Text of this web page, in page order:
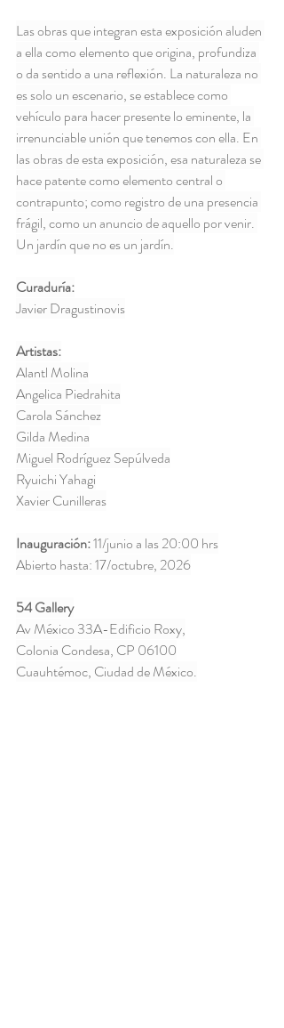
Las obras que integran esta exposición aluden
a ella como elemento que origina, profundiza
o da sentido a una reflexión. La naturaleza no
es solo un escenario, se establece como
vehículo para hacer presente lo eminente, la
irrenunciable unión que tenemos con ella. En
las obras de esta exposición, esa naturaleza se
hace patente como elemento central o
contrapunto; como registro de una presencia
frágil, como un anuncio de aquello por venir.
Un jardín que no es un jardín.
Curaduría:
Javier Dragustinovis
Artistas:
Alantl Molina
Angelica Piedrahita
Carola Sánchez
Gilda Medina
Miguel Rodríguez Sepúlveda
Ryuichi Yahagi
Xavier Cunilleras
Inauguración: 11/junio a las 20:00 hrs
Abierto hasta: 17/octubre, 2026
54 Gallery
Av México 33A-Edificio Roxy,
Colonia Condesa, CP 06100
Cuauhtémoc, Ciudad de México.